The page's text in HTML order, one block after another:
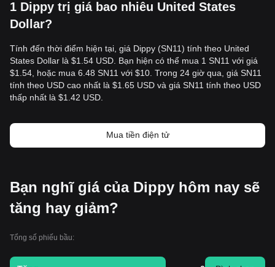
1 Dippy trị giá bao nhiêu United States
Dollar?
Tính đến thời điểm hiện tại, giá Dippy (SN11) tính theo United
States Dollar là $1.54 USD. Bạn hiện có thể mua 1 SN11 với giá
$1.54, hoặc mua 6.48 SN11 với $10. Trong 24 giờ qua, giá SN11
tính theo USD cao nhất là $1.65 USD và giá SN11 tính theo USD
thấp nhất là $1.42 USD.
Mua tiền điện tử
Bạn nghĩ giá của Dippy hôm nay sẽ
tăng hay giảm?
Tổng số phiếu bầu: